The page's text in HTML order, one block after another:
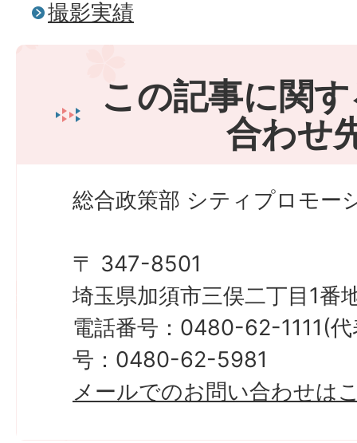
撮影実績
この記事に関
合わせ
総合政策部 シティプロモー
〒 347-8501
埼玉県加須市三俣二丁目1番
電話番号：0480-62-1111(
号：0480-62-5981
メールでのお問い合わせは